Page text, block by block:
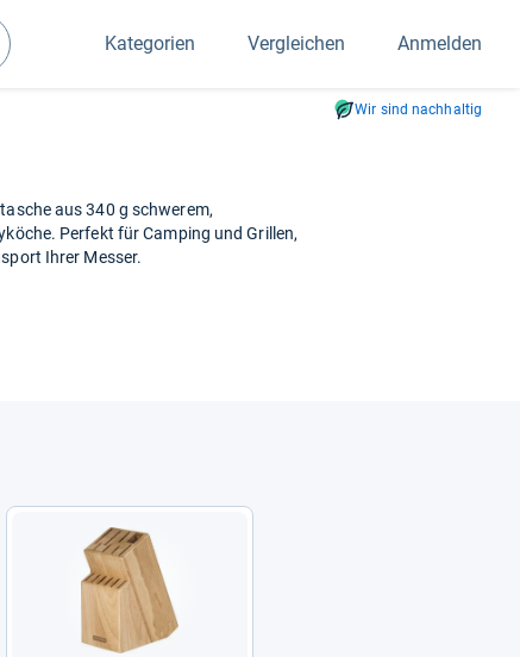
Kategorien Vergleichen Anmelden
Wir sind nachhaltig
aus 340 g schwerem,
Perfekt für Camping und Grillen,
Ihrer Messer.